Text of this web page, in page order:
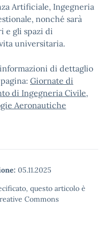
Artificiale, Ingegneria
nonché sarà
e gli spazi di
universitaria.
di dettaglio
Giornate di
di Ingegneria Civile,
Aeronautiche
05.11.2025
questo articolo è
Commons